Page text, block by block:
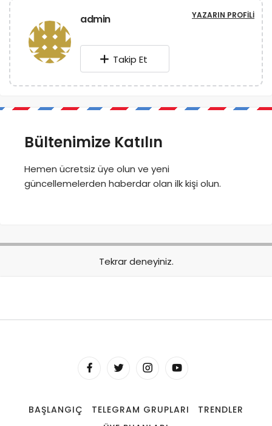
admin YAZARIN PROFILI
Takip Et
Bültenimize Katılın
Hemen ücretsiz üye olun ve yeni
güncellemelerden haberdar olan ilk kişi olun.
Tekrar deneyiniz.
BAŞLANGIÇ TELEGRAM GRUPLARI
TRENDLER